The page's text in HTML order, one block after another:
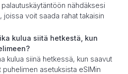
palautuskäytäntöön nähdäksesi
joissa voit saada rahat takaisin
kulua siitä hetkestä, kun
kulua siinä hetkessä, kun saavut
asetuksista eSIMin